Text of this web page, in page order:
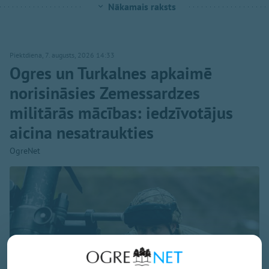
Nākamais raksts
Piektdiena, 7. augusts, 2026 14:33
Ogres un Turkalnes apkaimē
norisināsies Zemessardzes
militārās mācības: iedzīvotājus
aicina nesatraukties
OgreNet